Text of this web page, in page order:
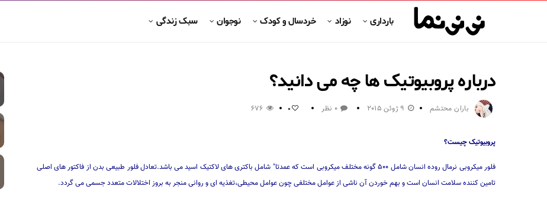
بارداری نوزاد خردسال و کودک نوجوان سبک زندگی
درباره پروبیوتیک ها چه می دانید؟
باران محتشم 9 ژوئن 2015 0 نظر 0
676
پروبیوتیک چیست؟
فلور میکروبی نرمال روده انسان شامل ۵۰۰ گونه مختلف میکروبی است که عمدتا" شامل باکتری های لاکتیک اسید می باشد.تعادل فلور طبیعی بدن از فاکتور های اصلی
تامین کننده سلامت انسان است و بهم خوردن آن ناشی از عوامل مختلفی چون عوامل محیطی،تغذیه ای و روانی منجر به بروز اختلالات متعدد جسمی می گردد.